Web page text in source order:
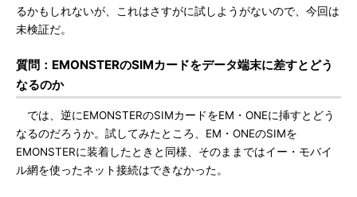
るかもしれないが、これはさすがに試しようがないので、今回は
未検証だ。
質問：EMONSTERのSIMカードをデータ端末に差すとどう
なるのか
では、逆にEMONSTERのSIMカードをEM・ONEに挿すとどう
なるのだろうか。試してみたところ、EM・ONEのSIMを
EMONSTERに装着したときと同様、そのままではイー・モバイ
ル網を使ったネット接続はできなかった。